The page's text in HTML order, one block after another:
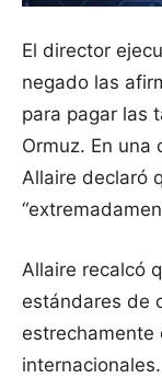
El director
negado las
para pagar las
Ormuz. En una
Allaire declaró
Allaire recalcó
estándares de
estrechamente